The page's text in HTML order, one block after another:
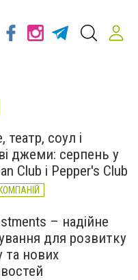
театр, соул і
джеми: серпень у
Club і Pepper's Club
– надійне
для розвитку
та нових